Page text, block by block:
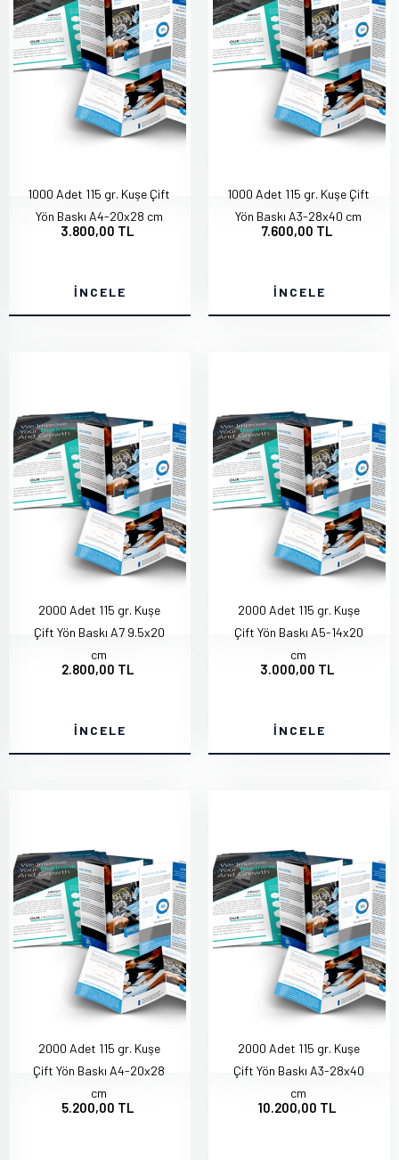
1000 Adet 115 gr. Kuşe Çift
Yön Baskı A4-20x28 cm
3.800,00 TL
İNCELE
1000 Adet 115 gr. Kuşe Çift
Yön Baskı A3-28x40 cm
7.600,00 TL
İNCELE
2000 Adet 115 gr. Kuşe
Çift Yön Baskı A7 9.5x20
cm
2.800,00 TL
İNCELE
2000 Adet 115 gr. Kuşe
Çift Yön Baskı A5-14x20
cm
3.000,00 TL
İNCELE
2000 Adet 115 gr. Kuşe
Çift Yön Baskı A4-20x28
cm
5.200,00 TL
2000 Adet 115 gr. Kuşe
Çift Yön Baskı A3-28x40
cm
10.200,00 TL